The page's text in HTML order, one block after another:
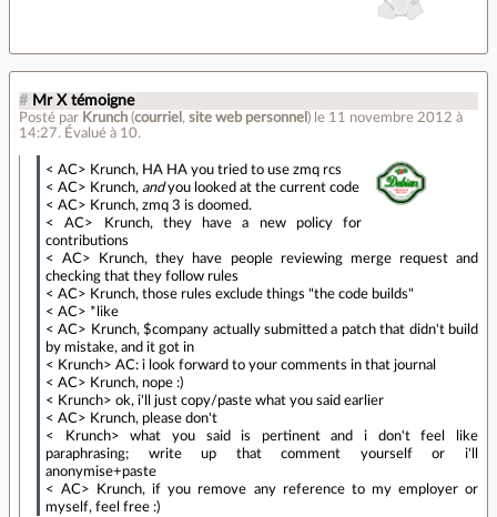
# Mr X témoigne
Posté par Krunch (courriel , site web personnel ) le 11 novembre 2012 à
14:27. Évalué à 10.
< AC> Krunch, HA HA you tried to use zmq rcs
< AC> Krunch, andyou looked at the current code
< AC> Krunch, zmq 3 is doomed.
< AC> Krunch, they have a new policy for
contributions
< AC> Krunch, they have people reviewing merge request and
checking that they follow rules
< AC> Krunch, those rules exclude things "the code builds"
< AC> *like
< AC> Krunch, $company actually submitted a patch that didn't build
by mistake, and it got in
< Krunch> AC: i look forward to your comments in that journal
< AC> Krunch, nope :)
< Krunch> ok, i'll just copy/paste what you said earlier
< AC> Krunch, please don't
< Krunch> what you said is pertinent and i don't feel like
paraphrasing; write up that comment yourself or i'll
anonymise+paste
< AC> Krunch, if you remove any reference to my employer or
myself, feel free :)